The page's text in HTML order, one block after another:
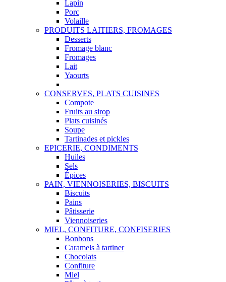
Lapin
Porc
Volaille
PRODUITS LAITIERS, FROMAGES
Desserts
Fromage blanc
Fromages
Lait
Yaourts
CONSERVES, PLATS CUISINES
Compote
Fruits au sirop
Plats cuisinés
Soupe
Tartinades et pickles
EPICERIE, CONDIMENTS
Huiles
Sels
Épices
PAIN, VIENNOISERIES, BISCUITS
Biscuits
Pains
Pâtisserie
Viennoiseries
MIEL, CONFITURE, CONFISERIES
Bonbons
Caramels à tartiner
Chocolats
Confiture
Miel